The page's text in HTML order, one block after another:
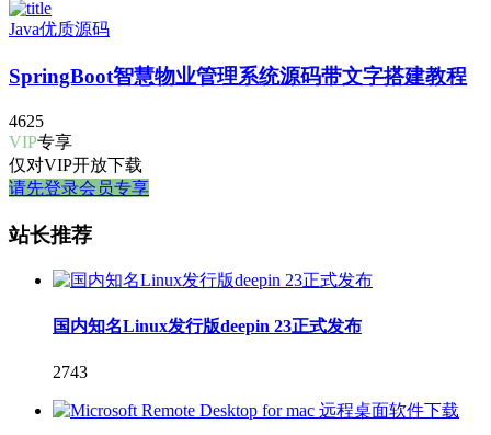
Java优质源码
SpringBoot智慧物业管理系统源码带文字搭建教程
4625
VIP专享
仅对VIP开放下载
请先登录会员专享
站长推荐
国内知名Linux发行版deepin 23正式发布
2743